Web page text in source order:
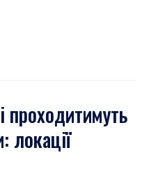
проходитимуть
локації